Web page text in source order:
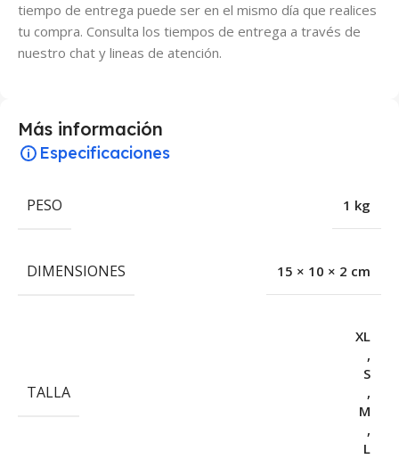
tiempo de entrega puede ser en el mismo día que realices
tu compra. Consulta los tiempos de entrega a través de
nuestro chat y lineas de atención.
Más información
Especificaciones
PESO 1 kg
DIMENSIONES 15 × 10 × 2 cm
TALLA
XL
,
S
,
M
,
L